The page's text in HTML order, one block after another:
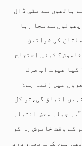
ہاتھوں سے مٹی ڈال
سے سجا رہا
کی خواتین
کوئی احتجاج
کیا غیرت اب صرف
میں زندہ ہے؟
اٹھاؤ گی،تو کل
جملہ محض انتباہ
کے وقت خاموش رہ کر
ہے، کرب بھی، درد